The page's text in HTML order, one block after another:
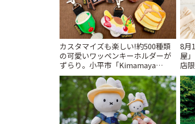
カスタマイズも楽しい!約500種類
の可愛いワッペンキーホルダーが
ずらり。小平市「Kimamaya
T&K」 | ことりっぷ
8月
屋
店